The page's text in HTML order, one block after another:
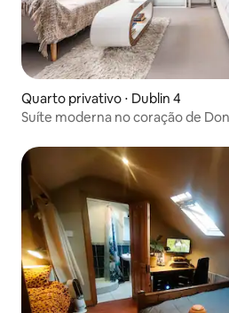
Quarto privativo ⋅ Dublin 4
Suíte moderna no coração de